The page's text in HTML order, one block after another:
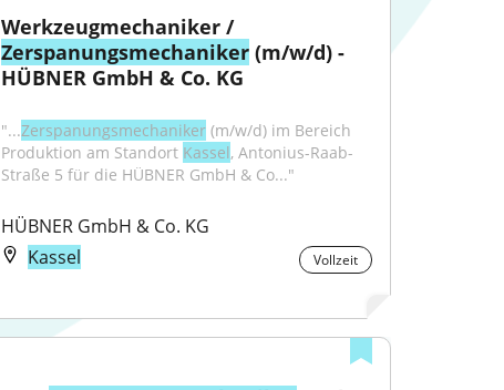
Werkzeugmechaniker /
Zerspanungsmechaniker (m/w/d) -
HÜBNER GmbH & Co. KG
"...Zerspanungsmechaniker (m/w/d) im Bereich
Produktion am Standort Kassel, Antonius-Raab-
Straße 5 für die HÜBNER GmbH & Co..."
HÜBNER GmbH & Co. KG
Kassel
Vollzeit